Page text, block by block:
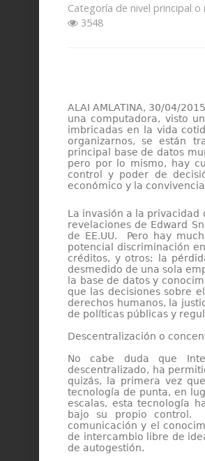
Categoría de nivel principal o
3548
ALAI AMLATINA, 30/04/
una computadora, visto
imbricadas en la vida
organizarnos, se están
principal base de datos
pero por lo mismo, hay
control y poder de
económico y la
La invasión a la privacidad
revelaciones de Edward
de EE.UU. Pero hay
potencial discriminación
créditos, y otros; la
desmedido de una sola
la base de datos y
que las decisiones sobre
derechos humanos, la
de políticas públicas y
Descentralización o
No cabe duda que
descentralizado, ha
quizás, la primera vez
tecnología de punta, en
escalas, esta tecnología
bajo su propio control.
comunicación y el
de intercambio libre de
de autogestión.